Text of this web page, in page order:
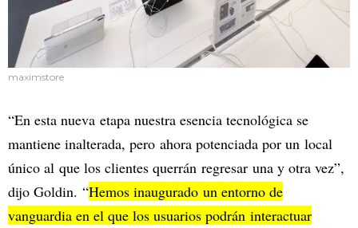
maximstore
“En esta nueva etapa nuestra esencia tecnológica se
mantiene inalterada, pero ahora potenciada por un local
único al que los clientes querrán regresar una y otra vez”,
dijo Goldin. “Hemos inaugurado un entorno de
vanguardia en el que los usuarios podrán interactuar